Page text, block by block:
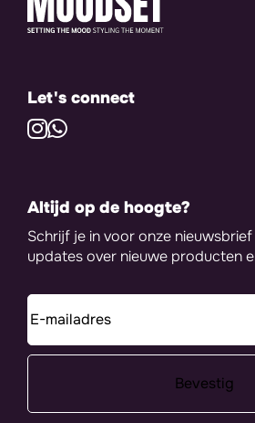
Let's connect
Altijd op de hoogte?
Schrijf je in voor onze
updates over nieuwe producten